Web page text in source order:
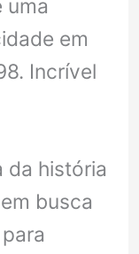
uma
em
Incrível
da história
busca